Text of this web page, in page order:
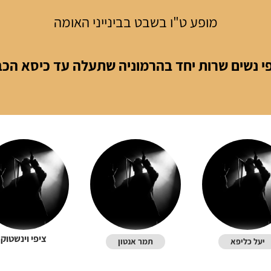
מופע ט"ו בשבט בבינייני האומה
נשים שרות יחד בהרמוניה שתעלה עד כיסא
יעל כליפא תמר אנטון ציפי וינשטוק